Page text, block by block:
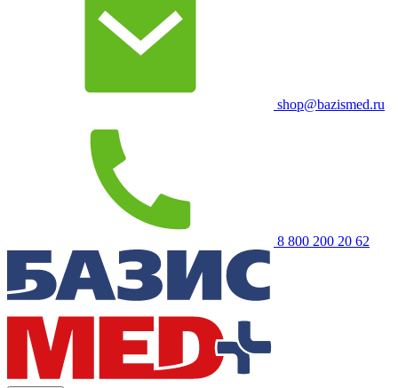
shop@bazismed.ru
8 800 200 20 62